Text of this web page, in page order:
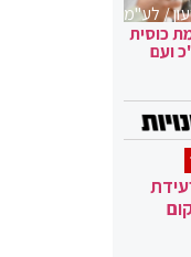
/ לע"מ
כוסית
ועם